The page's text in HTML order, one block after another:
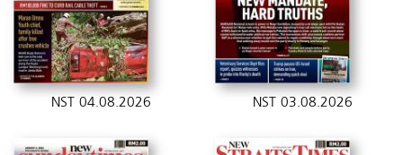
NST 04.08.2026 NST 03.08.2026